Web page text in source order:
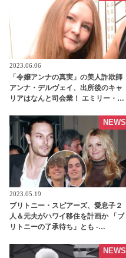
2023.06.06
「令嬢アンナの真実」の美人詐欺師
アンナ・デルヴェイ、出所後のキャ
リアはなんと司会業！ エミリー・ラ
に - tvgroove
2023.05.19
ブリトニー・スピアーズ、愛息子２
人＆元夫がハワイ移住を計画か 「ブ
リトニーの了承待ち」とも -
NEWS
NEWS